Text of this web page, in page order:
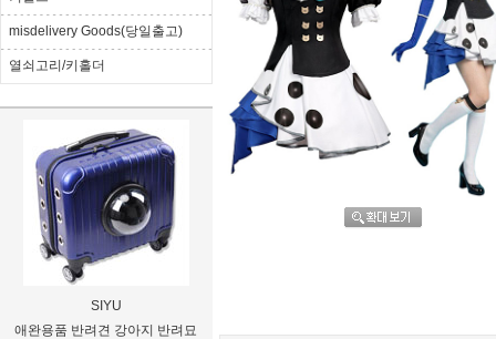
misdelivery Goods(당일출고)
열쇠고리/키홀더
SIYU
애완용품 반려견 강아지 반려묘